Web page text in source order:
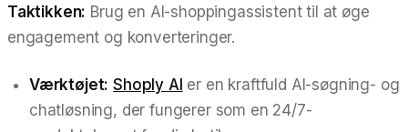
Taktikken: Brug en AI-shoppingassistent til at øge
engagement og konverteringer.
Værktøjet: Shoply AI er en kraftfuld AI-søgning- og
chatløsning, der fungerer som en 24/7-